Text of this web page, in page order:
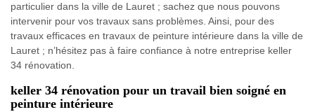
particulier dans la ville de Lauret ; sachez que nous pouvons
intervenir pour vos travaux sans problèmes. Ainsi, pour des
travaux efficaces en travaux de peinture intérieure dans la ville de
Lauret ; n’hésitez pas à faire confiance à notre entreprise keller
34 rénovation.
keller 34 rénovation pour un travail bien soigné en
peinture intérieure